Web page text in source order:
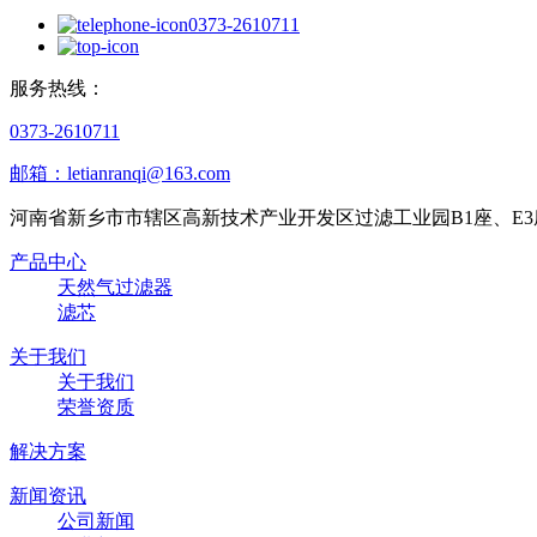
0373-2610711
服务热线：
0373-2610711
邮箱：letianranqi@163.com
河南省新乡市市辖区高新技术产业开发区过滤工业园B1座、E3
产品中心
天然气过滤器
滤芯
关于我们
关于我们
荣誉资质
解决方案
新闻资讯
公司新闻